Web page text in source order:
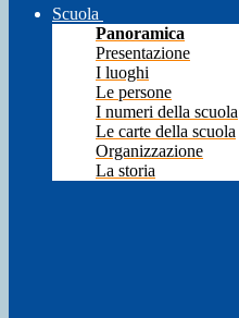
Scuola
Panoramica
Presentazione
I luoghi
Le persone
I numeri della scuola
Le carte della scuola
Organizzazione
La storia